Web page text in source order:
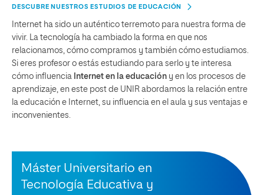
DESCUBRE NUESTROS ESTUDIOS DE EDUCACIÓN
Internet ha sido un auténtico terremoto para nuestra forma de
vivir. La tecnología ha cambiado la forma en que nos
relacionamos, cómo compramos y también cómo estudiamos.
Si eres profesor o estás estudiando para serlo y te interesa
cómo influencia Internet en la educación y en los procesos de
aprendizaje, en este post de UNIR abordamos la relación entre
la educación e Internet, su influencia en el aula y sus ventajas e
inconvenientes.
Máster Universitario en
Tecnología Educativa y